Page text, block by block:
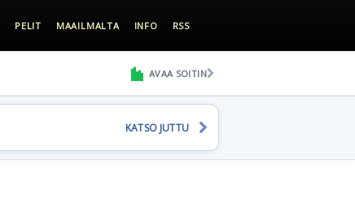
PELIT MAAILMALTA INFO RSS
AVAA SOITIN
KATSO JUTTU